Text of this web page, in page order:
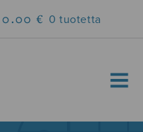
0.00 € 0 tuotetta
MENU